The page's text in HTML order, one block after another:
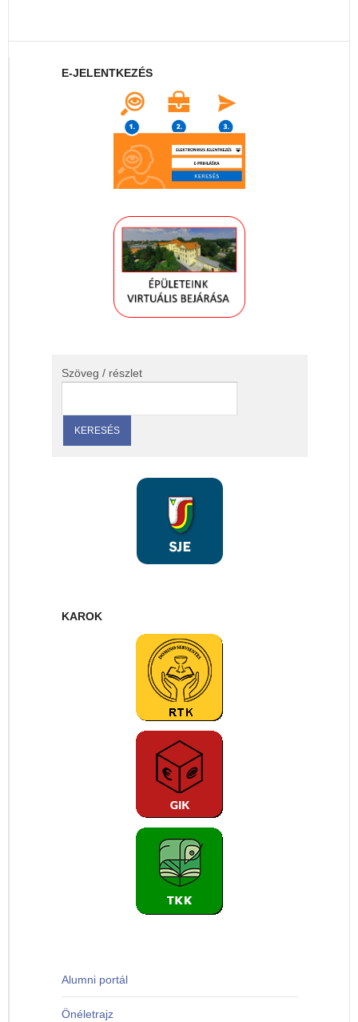
E-JELENTKEZÉS
Szöveg / részlet
KAROK
Alumni portál
Önéletrajz